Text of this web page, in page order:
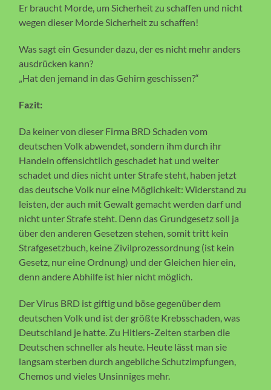
Er braucht Morde, um Sicherheit zu schaffen und nicht
wegen dieser Morde Sicherheit zu schaffen!
Was sagt ein Gesunder dazu, der es nicht mehr anders
ausdrücken kann?
„Hat den jemand in das Gehirn geschissen?“
Fazit:
Da keiner von dieser Firma BRD Schaden vom
deutschen Volk abwendet, sondern ihm durch ihr
Handeln offensichtlich geschadet hat und weiter
schadet und dies nicht unter Strafe steht, haben jetzt
das deutsche Volk nur eine Möglichkeit: Widerstand zu
leisten, der auch mit Gewalt gemacht werden darf und
nicht unter Strafe steht. Denn das Grundgesetz soll ja
über den anderen Gesetzen stehen, somit tritt kein
Strafgesetzbuch, keine Zivilprozessordnung (ist kein
Gesetz, nur eine Ordnung) und der Gleichen hier ein,
denn andere Abhilfe ist hier nicht möglich.
Der Virus BRD ist giftig und böse gegenüber dem
deutschen Volk und ist der größte Krebsschaden, was
Deutschland je hatte. Zu Hitlers-Zeiten starben die
Deutschen schneller als heute. Heute lässt man sie
langsam sterben durch angebliche Schutzimpfungen,
Chemos und vieles Unsinniges mehr.